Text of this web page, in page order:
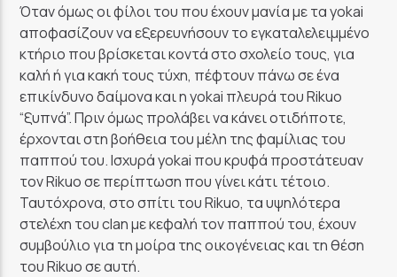
Όταν όμως οι φίλοι του που έχουν μανία με τα yokai
αποφασίζουν να εξερευνήσουν το εγκαταλελειμμένο
κτήριο που βρίσκεται κοντά στο σχολείο τους, για
καλή ή για κακή τους τύχη, πέφτουν πάνω σε ένα
επικίνδυνο δαίμονα και η yokai πλευρά του Rikuo
“ξυπνά”. Πριν όμως προλάβει να κάνει οτιδήποτε,
έρχονται στη βοήθεια του μέλη της φαμίλιας του
παππού του. Ισχυρά yokai που κρυφά προστάτευαν
τον Rikuo σε περίπτωση που γίνει κάτι τέτοιο.
Ταυτόχρονα, στο σπίτι του Rikuo, τα υψηλότερα
στελέχη του clan με κεφαλή τον παππού του, έχουν
συμβούλιο για τη μοίρα της οικογένειας και τη θέση
του Rikuo σε αυτή.